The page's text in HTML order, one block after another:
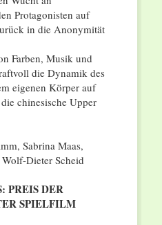
Protagonisten auf
in die Anonymität
Farben, Musik und
die Dynamik des
eigenen Körper auf
chinesische Upper
Sabrina Maas,
Dieter Scheid
PREIS DER
SPIELFILM